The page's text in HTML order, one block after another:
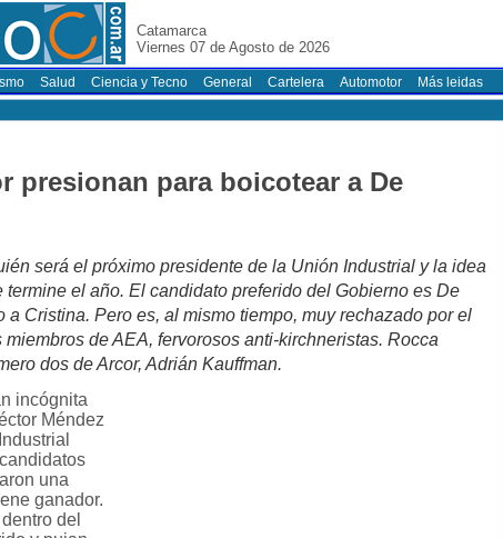
Catamarca
Viernes 07 de Agosto de 2026
Salud Ciencia y Tecno General Cartelera Automotor Más leidas
presionan para boicotear a De
será el próximo presidente de la Unión Industrial y la idea
el año. El candidato preferido del Gobierno es De
a Cristina. Pero es, al mismo tiempo, muy rechazado por el
de AEA, fervorosos anti-kirchneristas. Rocca
dos de Arcor, Adrián Kauffman.
incógnita
Méndez
una
ganador.
del